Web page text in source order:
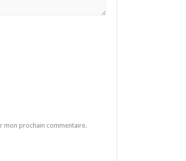
mon prochain commentaire.